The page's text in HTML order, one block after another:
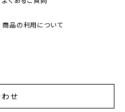
商品の利用について
せ